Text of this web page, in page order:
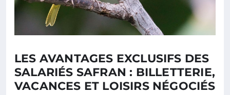
LES AVANTAGES EXCLUSIFS DES
SALARIÉS SAFRAN : BILLETTERIE,
VACANCES ET LOISIRS NÉGOCIÉS